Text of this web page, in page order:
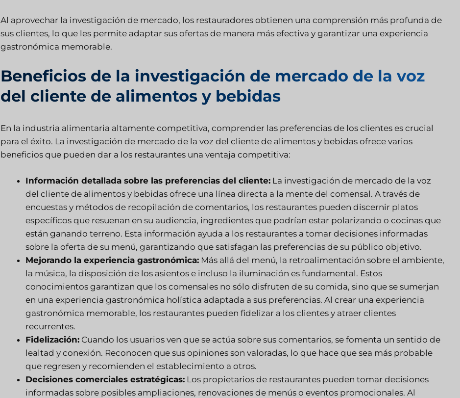
Al aprovechar la investigación de mercado, los restauradores obtienen una comprensión más profunda de
sus clientes, lo que les permite adaptar sus ofertas de manera más efectiva y garantizar una experiencia
gastronómica memorable.
Beneficios de la investigación de mercado de la voz
del cliente de alimentos y bebidas
En la industria alimentaria altamente competitiva, comprender las preferencias de los clientes es crucial
para el éxito. La investigación de mercado de la voz del cliente de alimentos y bebidas ofrece varios
beneficios que pueden dar a los restaurantes una ventaja competitiva:
Información detallada sobre las preferencias del cliente: La investigación de mercado de la voz
del cliente de alimentos y bebidas ofrece una línea directa a la mente del comensal. A través de
encuestas y métodos de recopilación de comentarios, los restaurantes pueden discernir platos
específicos que resuenan en su audiencia, ingredientes que podrían estar polarizando o cocinas que
están ganando terreno. Esta información ayuda a los restaurantes a tomar decisiones informadas
sobre la oferta de su menú, garantizando que satisfagan las preferencias de su público objetivo.
Mejorando la experiencia gastronómica: Más allá del menú, la retroalimentación sobre el ambiente,
la música, la disposición de los asientos e incluso la iluminación es fundamental. Estos
conocimientos garantizan que los comensales no sólo disfruten de su comida, sino que se sumerjan
en una experiencia gastronómica holística adaptada a sus preferencias. Al crear una experiencia
gastronómica memorable, los restaurantes pueden fidelizar a los clientes y atraer clientes
recurrentes.
Fidelización: Cuando los usuarios ven que se actúa sobre sus comentarios, se fomenta un sentido de
lealtad y conexión. Reconocen que sus opiniones son valoradas, lo que hace que sea más probable
que regresen y recomienden el establecimiento a otros.
Decisiones comerciales estratégicas: Los propietarios de restaurantes pueden tomar decisiones
informadas sobre posibles ampliaciones, renovaciones de menús o eventos promocionales. Al